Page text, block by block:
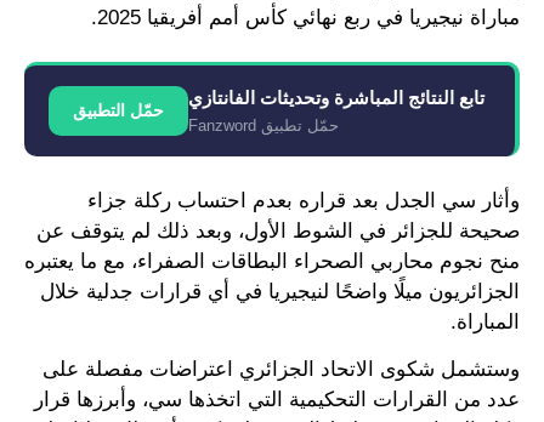
مباراة نيجيريا في ربع نهائي كأس أمم أفريقيا 2025.
تابع النتائج المباشرة وتحديثات الفانتازي
حمّل تطبيق Fanzword
حمّل التطبيق
وأثار سي الجدل بعد قراره بعدم احتساب ركلة جزاء
صحيحة للجزائر في الشوط الأول، وبعد ذلك لم يتوقف عن
منح نجوم محاربي الصحراء البطاقات الصفراء، مع ما يعتبره
الجزائريون ميلًا واضحًا لنيجيريا في أي قرارات جدلية خلال
المباراة.
وستشمل شكوى الاتحاد الجزائري اعتراضات مفصلة على
عدد من القرارات التحكيمية التي اتخذها سي، وأبرزها قرار